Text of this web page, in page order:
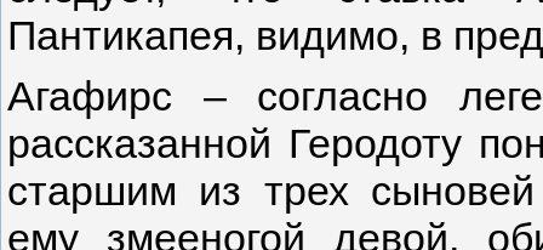
Пантикапея, видимо, в
Агафирс – согласно
рассказанной Геродоту
старшим из трех
ему змееногой девой,